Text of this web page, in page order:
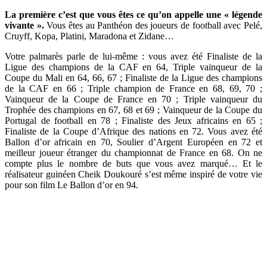
La première c’est que vous êtes ce qu’on appelle une « légende
vivante ».Vous êtes au Panthéon des joueurs de football avec Pelé,
Cruyff, Kopa, Platini, Maradona et Zidane…
Votre palmarès parle de lui-même : vous avez été Finaliste de la
Ligue des champions de la CAF en 64, Triple vainqueur de la
Coupe du Mali en 64, 66, 67 ; Finaliste de la Ligue des champions
de la CAF en 66 ; Triple champion de France en 68, 69, 70 ;
Vainqueur de la Coupe de France en 70 ; Triple vainqueur du
Trophée des champions en 67, 68 et 69 ; Vainqueur de la Coupe du
Portugal de football en 78 ; Finaliste des Jeux africains en 65 ;
Finaliste de la Coupe d’Afrique des nations en 72. Vous avez été
Ballon d’or africain en 70, Soulier d’Argent Européen en 72 et
meilleur joueur étranger du championnat de France en 68. On ne
compte plus le nombre de buts que vous avez marqué… Et le
réalisateur guinéen Cheik Doukouré s’est même inspiré de votre vie
pour son film Le Ballon d’or en 94.